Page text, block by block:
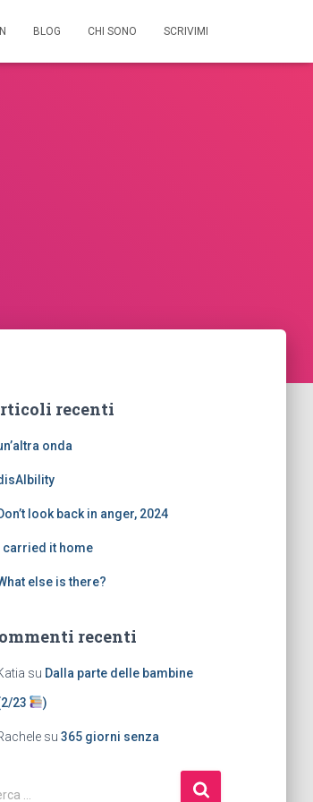
BLOG CHI SONO SCRIVIMI
recenti
onda
look back in anger, 2024
I carried it home
else is there?
recenti
su Dalla parte delle bambine
23 )
su 365 giorni senza
…